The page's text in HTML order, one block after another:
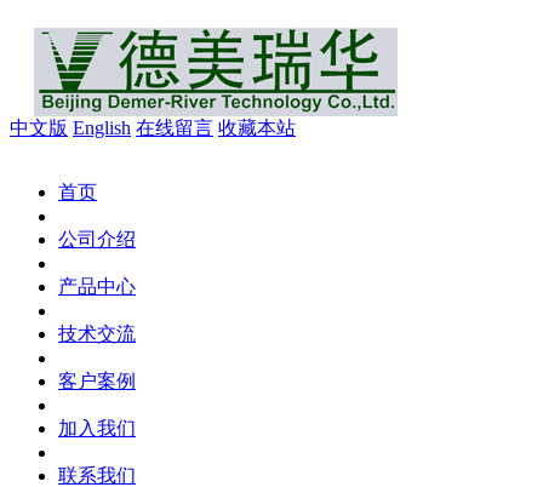
中文版 English 在线留言 收藏本站
首页
公司介绍
产品中心
技术交流
客户案例
加入我们
联系我们